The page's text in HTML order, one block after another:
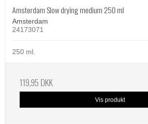
Amsterdam Slow drying medium 250 ml
Amsterdam
24173071
250 ml.
119,95 DKK
Vis produkt